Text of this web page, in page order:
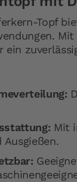
Topf
ein
Mit
Ausgießen.